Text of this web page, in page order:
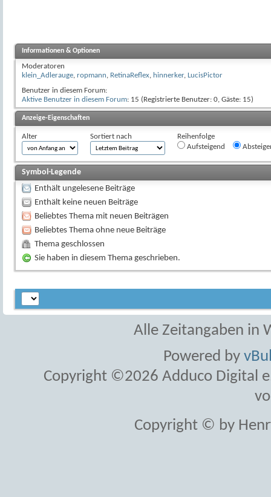
Informationen & Optionen
Moderatoren
klein_Adlerauge, ropmann, RetinaReflex, hinnerker, LucisPictor
Benutzer in diesem Forum:
Aktive Benutzer in diesem Forum: 15 (Registrierte Benutzer: 0, Gäste: 15)
Anzeige-Eigenschaften
Alter Sortiert nach
Reihenfolge
Aufsteigend
Symbol-Legende
Enthält ungelesene Beiträge
Enthält keine neuen Beiträge
Beliebtes Thema mit neuen Beiträgen
Beliebtes Thema ohne neue Beiträge
Thema geschlossen
Sie haben in diesem Thema geschrieben.
Alle Zeitangaben in
Powered by
Copyright ©2026 Adduco Digital
Copyright © by